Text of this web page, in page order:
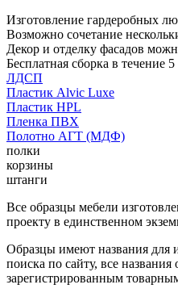
Изготовление гардеробных
Возможно сочетание
Декор и отделку фасадов
Бесплатная сборка в течение
ЛДСП
Пластик Alvic Luxe
Пластик HPL
Пленка ПВХ
Полотно АГТ (МДФ)
полки
корзины
штанги
Все образцы мебели
проекту в единственном
Образцы имеют названия для
поиска по сайту, все названия
зарегистрированным